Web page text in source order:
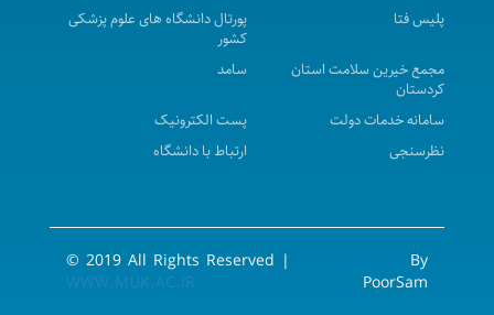
همایش بهره وری در حوزه سلامت
چهاردهمین کنگره بین المللی بیماری های غدد درون ریز
و متابولیسم مرکز همایشهای بین‌المللی دانشگاه شهید
نخستین کنگره بین المللی جمعیت پایدار، آینده
پلیس فتا
پورتال دانشگاه های علوم پزشکی
کشور
مجمع خیرین سلامت استان
کردستان
سامد
سامانه خدمات دولت
پست الکترونیک
نظرسنجی
ارتباط با دانشگاه
By
PoorSam
© 2019 All Rights Reserved |
WWW.MUK.AC.IR